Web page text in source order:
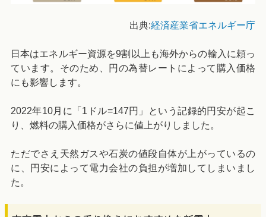
出典:経済産業省エネルギー庁
日本はエネルギー資源を9割以上も海外からの輸入に頼っ
ています。そのため、円の為替レートによって購入価格
にも影響します。
2022年10月に「1ドル=147円」という記録的円安が起こ
り、燃料の購入価格がさらに値上がりしました。
ただでさえ天然ガスや石炭の値段自体が上がっているの
に、円安によって電力会社の負担が増加してしまいまし
た。